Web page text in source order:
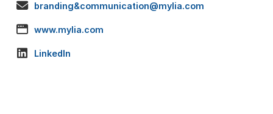
branding&communication@mylia.com
www.mylia.com
LinkedIn